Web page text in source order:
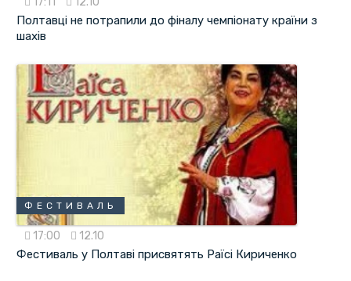
Полтавці не потрапили до фіналу чемпіонату країни з
шахів
ФЕСТИВАЛЬ
17:00 12.10
Фестиваль у Полтаві присвятять Раїсі Кириченко